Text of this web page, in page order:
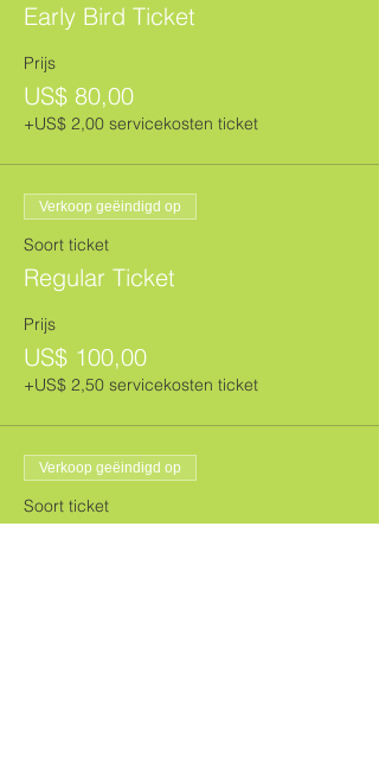
Early Bird Ticket
Prijs
US$ 80,00
+US$ 2,00 servicekosten ticket
Verkoop geëindigd op
Soort ticket
Regular Ticket
Prijs
US$ 100,00
+US$ 2,50 servicekosten ticket
Verkoop geëindigd op
Soort ticket